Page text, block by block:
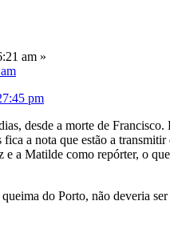
am »
pm
desde a morte de
a nota que estão a
a Matilde como repórter, o
do Porto, não deveria ser